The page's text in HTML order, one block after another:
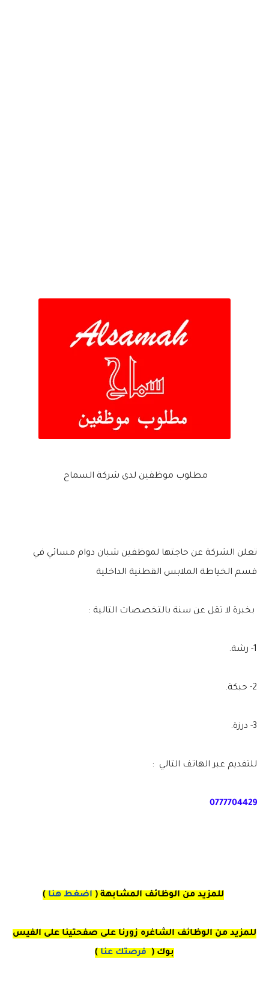
مطلوب موظفين لدى شركة السماح
تعلن الشركة عن حاجتها لموظفين شبان دوام مسائي في
قسم الخياطة الملابس القطنية الداخلية
بخبرة لا تقل عن سنة بالتخصصات التالية :
1- رشة.
2- حبكة.
3- درزة.
للتفديم عبر الهاتف التالي :
0777704429
للمزيد من الوظائف المشابهة ( اضغط هنا )
للمزيد من الوظائف الشاغره زورنا على صفحتينا على الفيس
بوك (
فرصتك عنا )